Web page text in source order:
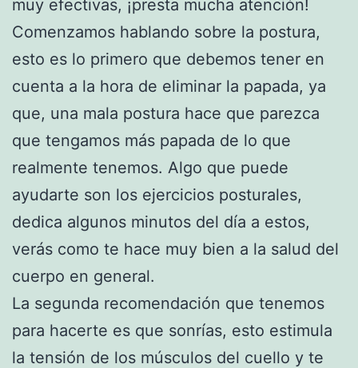
muy efectivas, ¡presta mucha atención!
Comenzamos hablando sobre la postura,
esto es lo primero que debemos tener en
cuenta a la hora de eliminar la papada, ya
que, una mala postura hace que parezca
que tengamos más papada de lo que
realmente tenemos. Algo que puede
ayudarte son los ejercicios posturales,
dedica algunos minutos del día a estos,
verás como te hace muy bien a la salud del
cuerpo en general.
La segunda recomendación que tenemos
para hacerte es que sonrías, esto estimula
la tensión de los músculos del cuello y te